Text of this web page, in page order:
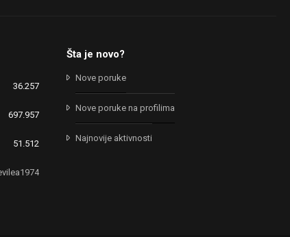
36.257
697.957
51.512
Šta je novo?
Nove poruke
Nove poruke na profilima
Najnovije aktivnosti